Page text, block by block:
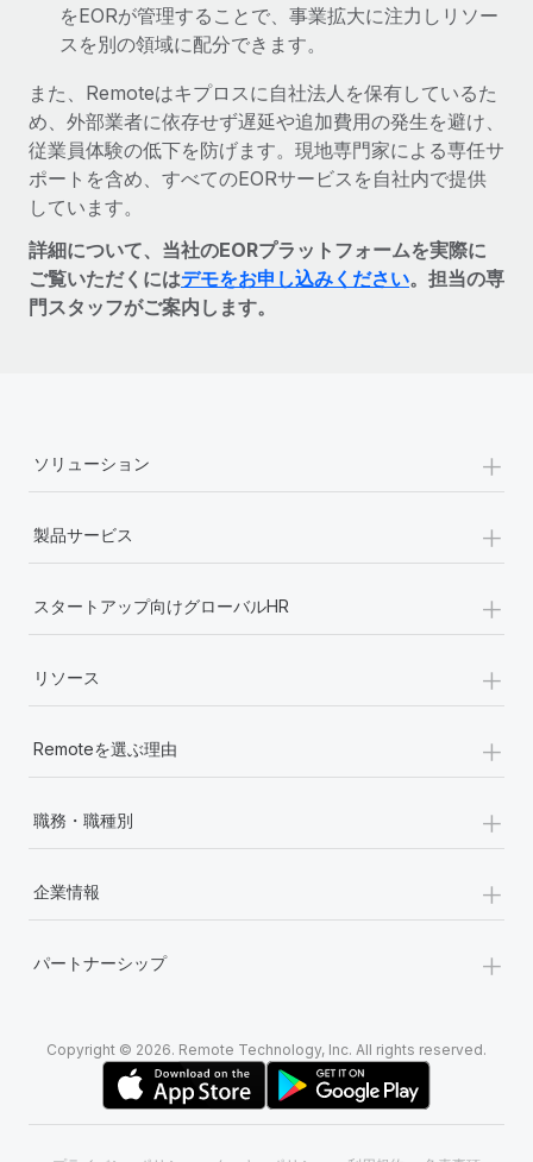
をEORが管理することで、事業拡大に注力しリソー
スを別の領域に配分できます。
また、Remoteはキプロスに自社法人を保有しているた
め、外部業者に依存せず遅延や追加費用の発生を避け、
従業員体験の低下を防げます。現地専門家による専任サ
ポートを含め、すべてのEORサービスを自社内で提供
しています。
詳細について、当社のEORプラットフォームを実際に
ご覧いただくにはデモをお申し込みください。担当の専
門スタッフがご案内します。
ソリューション +
製品サービス +
スタートアップ向けグローバルHR +
リソース +
Remoteを選ぶ理由 +
職務・職種別 +
企業情報 +
パートナーシップ +
Copyright © 2026. Remote Technology, Inc. All rights reserved.